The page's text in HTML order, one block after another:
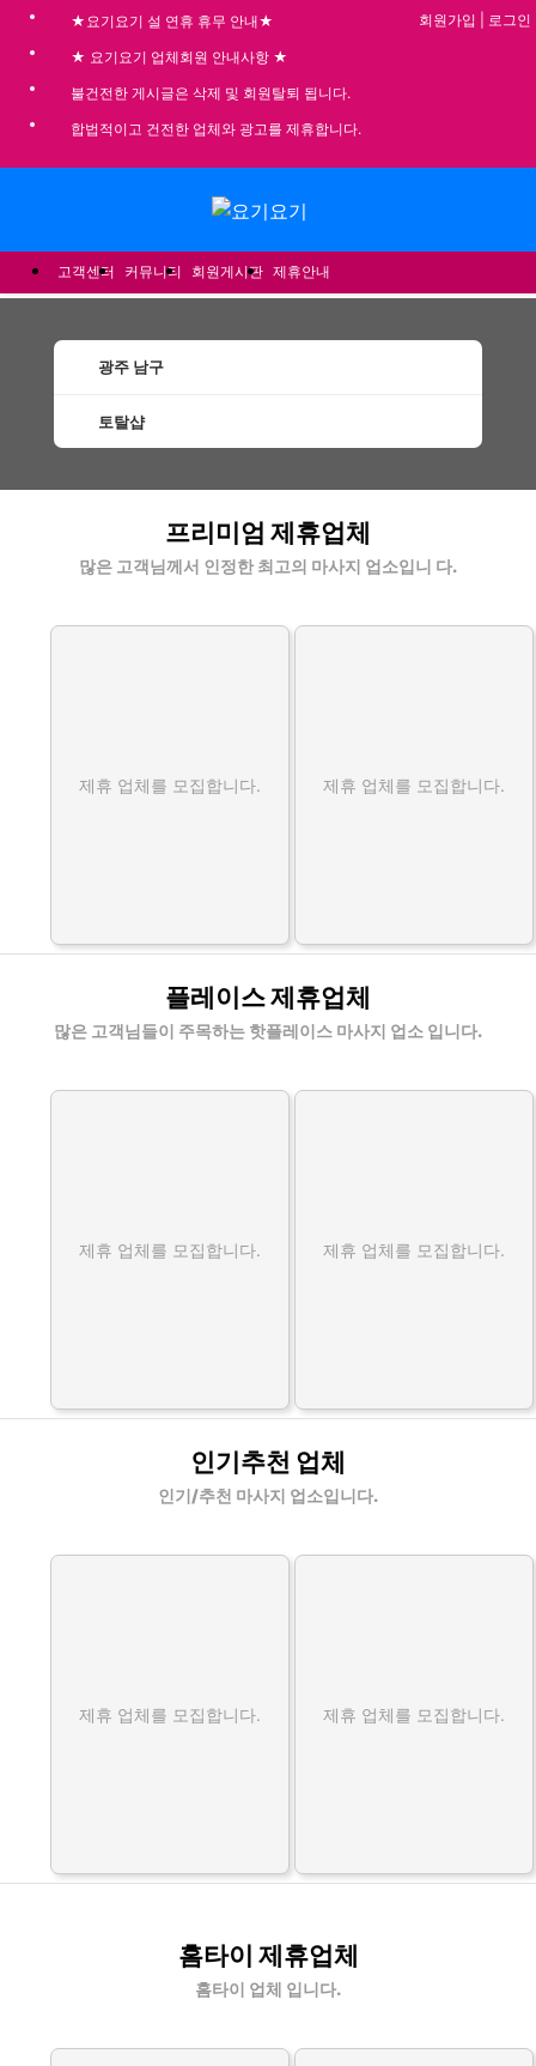
★요기요기 설 연휴 휴무 안내★
★ 요기요기 업체회원 안내사항 ★
불건전한 게시글은 삭제 및 회원탈퇴 됩니다.
합법적이고 건전한 업체와 광고를 제휴합니다.
회원가입 로그인
고객센터 커뮤니티 회원게시판 제휴안내
광주 남구
토탈샵
프리미엄 제휴업체
많은 고객님께서 인정한 최고의 마사지 업소입니 다.
제휴 업체를 모집합니다. 제휴 업체를 모집합니다.
플레이스 제휴업체
많은 고객님들이 주목하는 핫플레이스 마사지 업소 입니다.
제휴 업체를 모집합니다. 제휴 업체를 모집합니다.
인기추천 업체
인기/추천 마사지 업소입니다.
제휴 업체를 모집합니다. 제휴 업체를 모집합니다.
홈타이 제휴업체
홈타이 업체 입니다.